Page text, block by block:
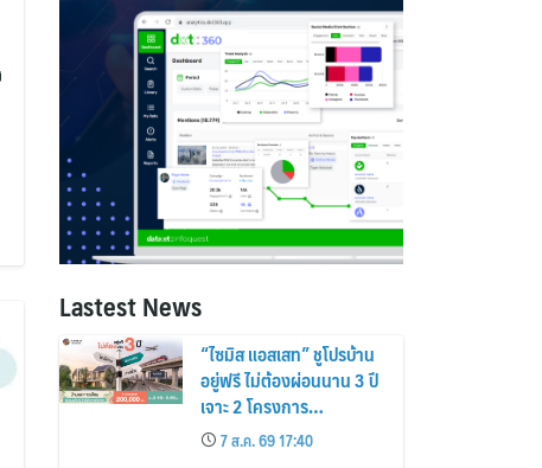
Lastest News
“ไซมิส แอสเสท” ชูโปรบ้าน
อยู่ฟรี ไม่ต้องผ่อนนาน 3 ปี
เจาะ 2 โครงการ
“Siamese Holm–
Siamese Blossom”
7 ส.ค. 69 17:40